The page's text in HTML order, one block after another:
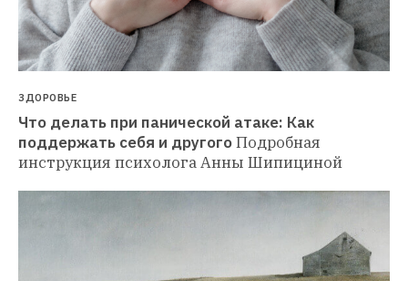
ЗДОРОВЬЕ
Что делать при панической атаке: Как
поддержать себя и другогоПодробная
инструкция психолога Анны Шипициной